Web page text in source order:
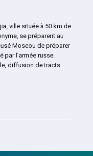
ville située à 50 km de
se préparent au
Moscou de préparer
par l’armée russe.
diffusion de tracts